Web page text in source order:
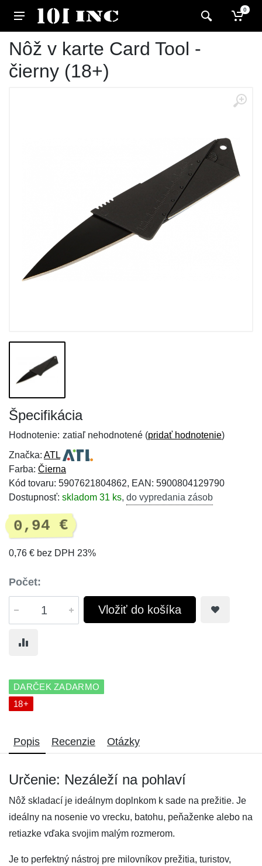
0
Nôž v karte Card Tool -
čierny (18+)
Špecifikácia
Hodnotenie: zatiaľ nehodnotené (pridať hodnotenie)
Značka: ATL
Farba: Čierna
Kód tovaru: 5907621804862, EAN: 5900804129790
Dostupnosť: skladom 31 ks, do vypredania zásob
0,94 €
0,76 € bez DPH 23%
Počet:
Vložiť do košíka
DARČEK ZADARMO
18+
Popis Recenzie Otázky
Určenie: Nezáleží na pohlaví
Nôž skladací je ideálnym doplnkom k sade na prežitie. Je
ideálny na nosenie vo vrecku, batohu, peňaženke alebo na
retiazke vďaka svojim malým rozmerom.
Je to perfektný nástroj pre milovníkov prežitia, turistov,